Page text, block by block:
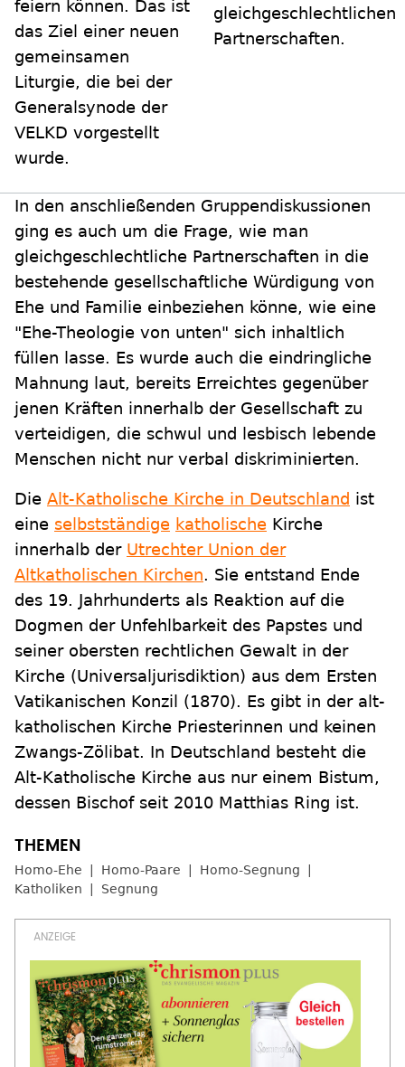
feiern können. Das ist
das Ziel einer neuen
gemeinsamen
Liturgie, die bei der
Generalsynode der
VELKD vorgestellt
wurde.
gleichgeschlechtlichen
Partnerschaften.
In den anschließenden Gruppendiskussionen
ging es auch um die Frage, wie man
gleichgeschlechtliche Partnerschaften in die
bestehende gesellschaftliche Würdigung von
Ehe und Familie einbeziehen könne, wie eine
"Ehe-Theologie von unten" sich inhaltlich
füllen lasse. Es wurde auch die eindringliche
Mahnung laut, bereits Erreichtes gegenüber
jenen Kräften innerhalb der Gesellschaft zu
verteidigen, die schwul und lesbisch lebende
Menschen nicht nur verbal diskriminierten.
Die Alt-Katholische Kirche in Deutschland ist
eine selbstständige katholische Kirche
innerhalb der Utrechter Union der
Altkatholischen Kirchen. Sie entstand Ende
des 19. Jahrhunderts als Reaktion auf die
Dogmen der Unfehlbarkeit des Papstes und
seiner obersten rechtlichen Gewalt in der
Kirche (Universaljurisdiktion) aus dem Ersten
Vatikanischen Konzil (1870). Es gibt in der alt-
katholischen Kirche Priesterinnen und keinen
Zwangs-Zölibat. In Deutschland besteht die
Alt-Katholische Kirche aus nur einem Bistum,
dessen Bischof seit 2010 Matthias Ring ist.
Homo-Ehe Homo-Paare
Homo-Segnung
Katholiken
Segnung